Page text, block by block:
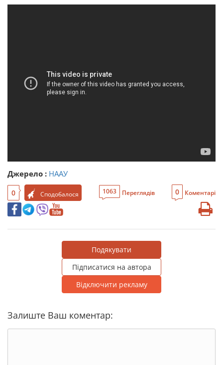
Джерело : НААУ
0 Сподобалося 1063 Переглядів 0 Коментарі
Подякувати
Підписатися на автора
Відключити рекламу
Залиште Ваш коментар: